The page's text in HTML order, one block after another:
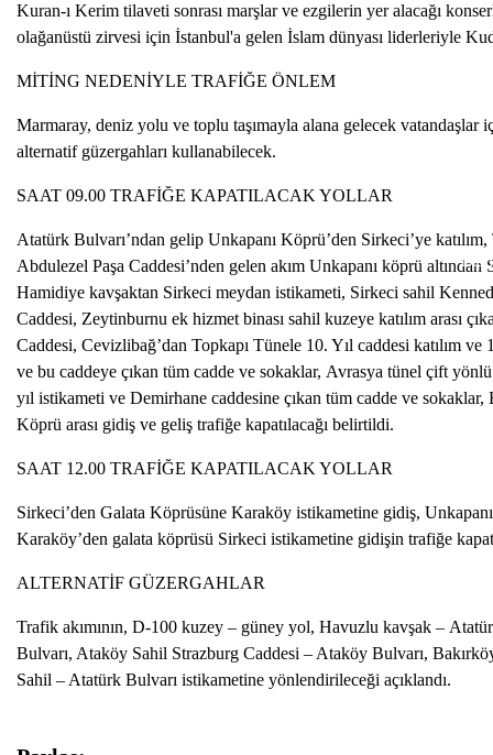
Kuran-ı Kerim tilaveti sonrası marşlar ve ezgilerin yer alacağı
olağanüstü zirvesi için İstanbul'a gelen İslam dünyası liderleriyle
MİTİNG NEDENİYLE TRAFİĞE ÖNLEM
Marmaray, deniz yolu ve toplu taşımayla alana gelecek vatandaşlar
alternatif güzergahları kullanabilecek.
SAAT 09.00 TRAFİĞE KAPATILACAK YOLLAR
Atatürk Bulvarı’ndan gelip Unkapanı Köprü’den Sirkeci’ye
Abdulezel Paşa Caddesi’nden gelen akım Unkapanı köprü
Hamidiye kavşaktan Sirkeci meydan istikameti, Sirkeci sahil
Caddesi, Zeytinburnu ek hizmet binası sahil kuzeye katılım arası
Caddesi, Cevizlibağ’dan Topkapı Tünele 10. Yıl caddesi katılım
ve bu caddeye çıkan tüm cadde ve sokaklar, Avrasya tünel çift
yıl istikameti ve Demirhane caddesine çıkan tüm cadde ve
Köprü arası gidiş ve geliş trafiğe kapatılacağı belirtildi.
SAAT 12.00 TRAFİĞE KAPATILACAK YOLLAR
Sirkeci’den Galata Köprüsüne Karaköy istikametine gidiş,
Karaköy’den galata köprüsü Sirkeci istikametine gidişin trafiğe
ALTERNATİF GÜZERGAHLAR
Trafik akımının, D-100 kuzey – güney yol, Havuzlu kavşak –
Bulvarı, Ataköy Sahil Strazburg Caddesi – Ataköy Bulvarı,
Sahil – Atatürk Bulvarı istikametine yönlendirileceği açıklandı.